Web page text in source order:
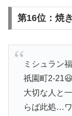
第16位：焼
ミシュラン
祇園町2-21😃
大切な人と
らば此処…